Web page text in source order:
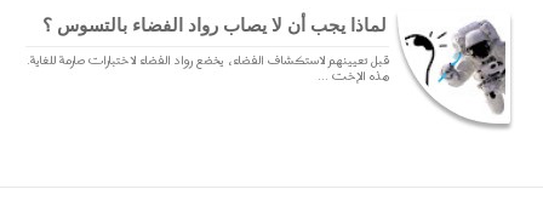
لماذا يجب أن لا يصاب رواد الفضاء بالتسوس ؟
قبل تعيينهم لاستكشاف الفضاء، يخضع رواد الفضاء لاختبارات صارمة للغاية.
هذه الإخت ...